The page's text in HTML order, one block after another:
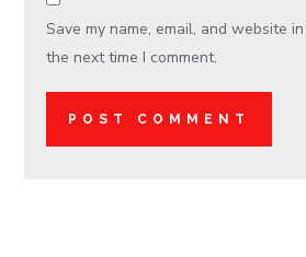
Save my name, email, and website
the next time I comment.